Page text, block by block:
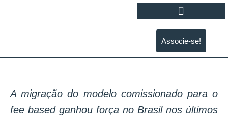
Associe-se!
A migração do modelo comissionado para o
fee based ganhou força no Brasil nos últimos